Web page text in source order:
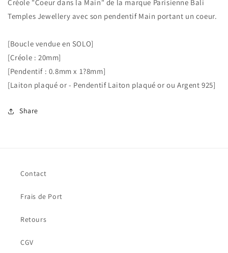
Créole "Coeur dans la Main" de la marque Parisienne Bali
Temples Jewellery avec son pendentif Main portant un coeur.
[Boucle vendue en SOLO]
[Créole : 20mm]
[Pendentif : 0.8mm x 1?8mm]
[Laiton plaqué or - Pendentif Laiton plaqué or ou Argent 925]
Share
Contact
Frais de Port
Retours
CGV